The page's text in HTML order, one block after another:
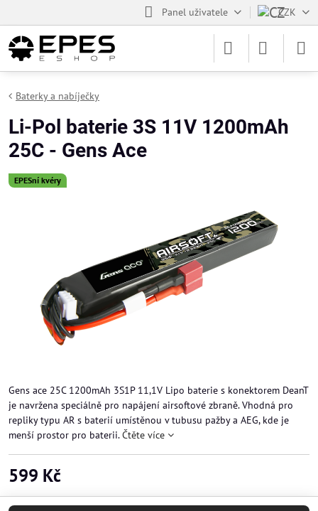
Panel uživatele CZK
EPESní kvéry
Baterky a nabíječky
Li-Pol baterie 3S 11V 1200mAh
25C - Gens Ace
Gens ace 25C 1200mAh 3S1P 11,1V Lipo baterie s konektorem DeanT
je navržena speciálně pro napájení airsoftové zbraně. Vhodná pro
repliky typu AR s baterií umístěnou v tubusu pažby a AEG, kde je
menší prostor pro baterii.Čtěte více
599 Kč